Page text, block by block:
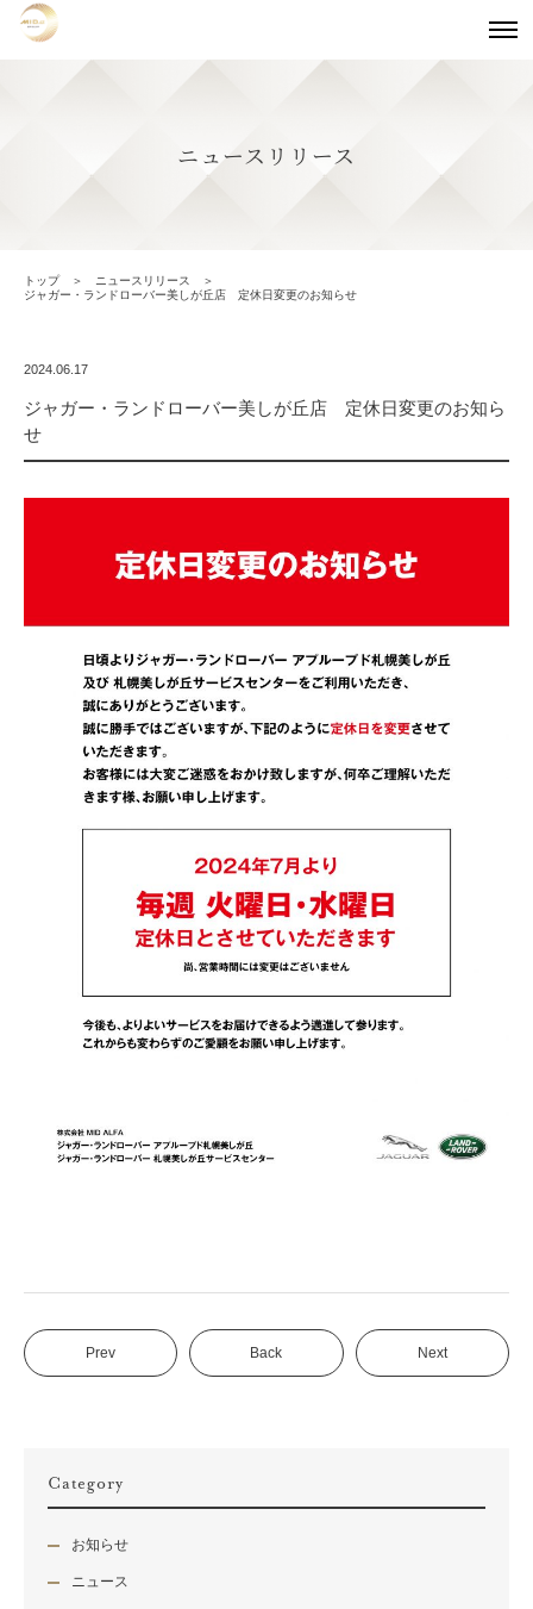
ニュースリリース
トップ
ニュースリリース
ジャガー・ランドローバー美しが丘店 定休日変更のお知らせ
2024.06.17
ジャガー・ランドローバー美しが丘店 定休日変更のお知ら
せ
Prev Back Next
Category
お知らせ
ニュース